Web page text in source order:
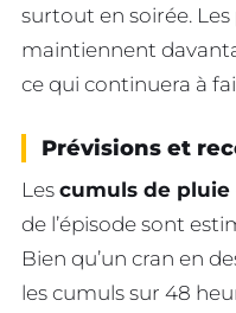
surtout en soirée. Les
maintiennent
ce qui continuera à
Prévisions et
Les cumuls de pluie
de l’épisode sont
Bien qu’un cran en
les cumuls sur 48